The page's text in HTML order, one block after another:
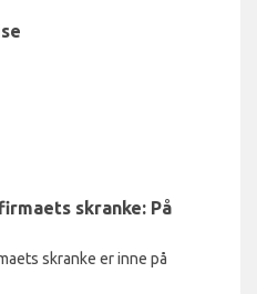
skranke: På
skranke er inne på